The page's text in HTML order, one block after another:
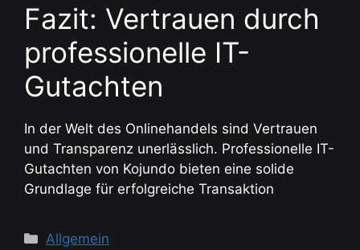
Fazit: Vertrauen durch
professionelle IT-
Gutachten
In der Welt des Onlinehandels sind Vertrauen
und Transparenz unerlässlich. Professionelle IT-
Gutachten von Kojundo bieten eine solide
Grundlage für erfolgreiche Transaktion
Kategorien
Allgemein